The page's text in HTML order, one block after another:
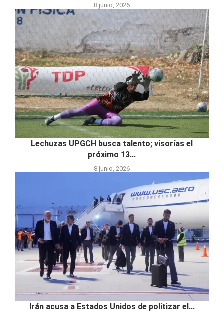
8 junio, 2026
Lechuzas UPGCH busca talento; visorías el
próximo 13...
8 junio, 2026
Irán acusa a Estados Unidos de politizar el...